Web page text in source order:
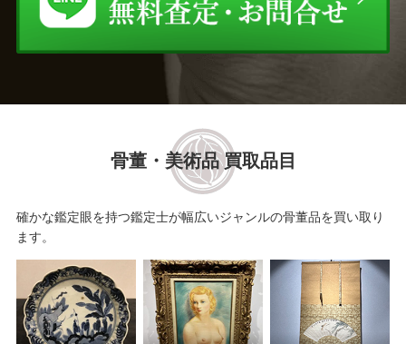
骨董・美術品 買取品目
確かな鑑定眼を持つ鑑定士が幅広いジャンルの骨董品を買い取り
ます。